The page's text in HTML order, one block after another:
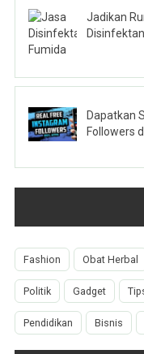
Jadikan
Dapatkan
Followers
Fashion Obat Herbal
Politik Gadget
Pendidikan Bisnis